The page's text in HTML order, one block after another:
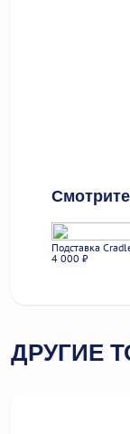
Подставка
4 000 ₽
ДРУГИЕ